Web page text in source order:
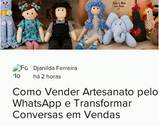
Como Vender Artesanato pelo
WhatsApp e Transformar
Conversas em Vendas
Djanilda Ferreira
há 2 horas